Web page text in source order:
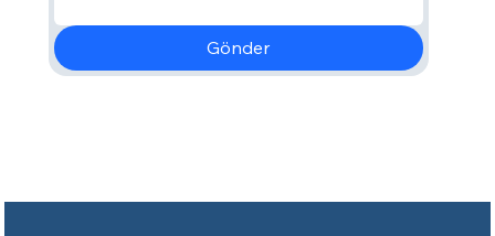
Gönder